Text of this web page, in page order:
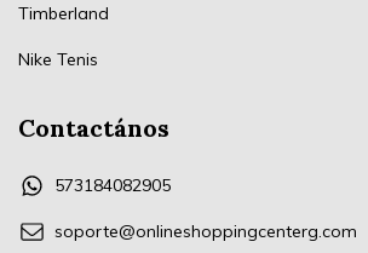
Timberland
Nike Tenis
Contactános
573184082905
soporte@onlineshoppingcenterg.com